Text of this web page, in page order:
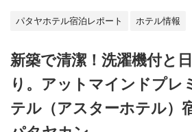
パタヤホテル宿泊レポート ホテル情報
新築で清潔！洗濯機付と
り。アットマインドプレ
テル（アスターホテル）